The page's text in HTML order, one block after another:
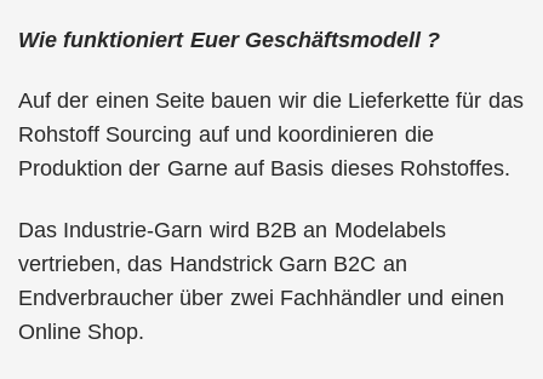
Wie funktioniert Euer Geschäftsmodell ?
Auf der einen Seite bauen wir die Lieferkette für das
Rohstoff Sourcing auf und koordinieren die
Produktion der Garne auf Basis dieses Rohstoffes.
Das Industrie-Garn wird B2B an Modelabels
vertrieben, das Handstrick Garn B2C an
Endverbraucher über zwei Fachhändler und einen
Online Shop.